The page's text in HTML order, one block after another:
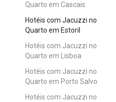
Quarto em Cascais
Hotéis com Jacuzzi no
Quarto em Estoril
Hotéis com Jacuzzi no
Quarto em Lisboa
Hotéis com Jacuzzi no
Quarto em Porto Salvo
Hotéis com Jacuzzi no